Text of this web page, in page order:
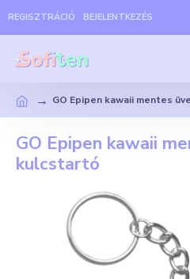
REGISZTRÁCIÓ BEJELENTKEZÉS
GO Epipen kawaii mentes
GO Epipen kawaii
kulcstartó